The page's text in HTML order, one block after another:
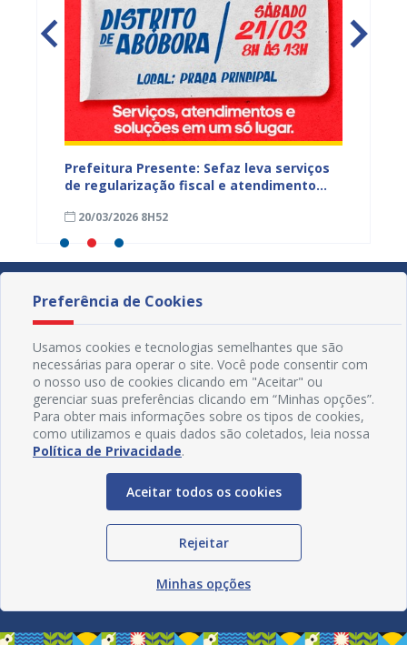
Prefeitura Presente: Sefaz leva serviços
de regularização fiscal e atendimento
20/03/2026 8H52
Redes Sociais
Preferência de Cookies
Usamos cookies e tecnologias semelhantes que são
necessárias para operar o site. Você pode consentir com
o nosso uso de cookies clicando em "Aceitar" ou
gerenciar suas preferências clicando em “Minhas opções”.
Para obter mais informações sobre os tipos de cookies,
como utilizamos e quais dados são coletados, leia nossa
Política de Privacidade.
Aceitar todos os cookies
Rejeitar
Minhas opções